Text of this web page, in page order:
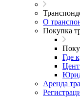
О
Покупка
Где
Аренда